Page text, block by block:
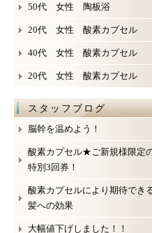
50代 女性 陶板浴
20代 女性 酸素カプセル
40代 女性 酸素カプセル
20代 女性 酸素カプセル
スタッフブログ
脳幹を温めよう！
酸素カプセル★ご新規様限定
特別3回券！
酸素カプセルにより期待でき
髪への効果
大幅値下げしました！！